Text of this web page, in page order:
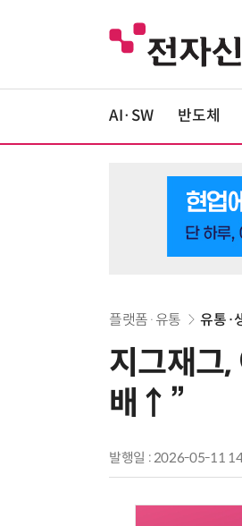
AI·SW 반도체
플랫폼·유통 유통·
지그재그
배↑”
발행일 : 2026-05-11